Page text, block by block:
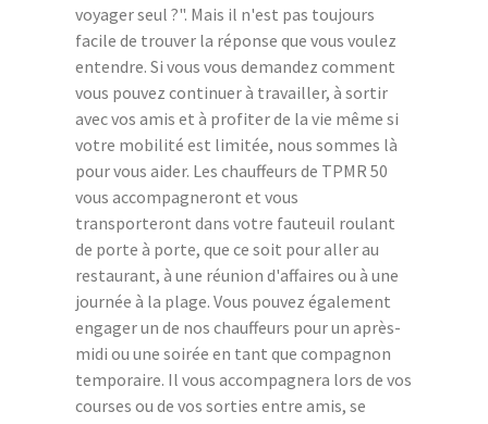
voyager seul ?". Mais il n'est pas toujours
facile de trouver la réponse que vous voulez
entendre. Si vous vous demandez comment
vous pouvez continuer à travailler, à sortir
avec vos amis et à profiter de la vie même si
votre mobilité est limitée, nous sommes là
pour vous aider. Les chauffeurs de TPMR 50
vous accompagneront et vous
transporteront dans votre fauteuil roulant
de porte à porte, que ce soit pour aller au
restaurant, à une réunion d'affaires ou à une
journée à la plage. Vous pouvez également
engager un de nos chauffeurs pour un après-
midi ou une soirée en tant que compagnon
temporaire. Il vous accompagnera lors de vos
courses ou de vos sorties entre amis, se